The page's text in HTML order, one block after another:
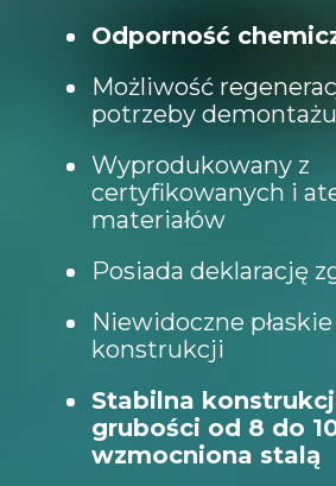
Odporność
Możliwość
potrzeby demontażu
Wyprodukowany z
certyfikowanych i
materiałów
Posiada deklarację
Niewidoczne
konstrukcji
Stabilna
grubości od 8 do
wzmocniona stalą